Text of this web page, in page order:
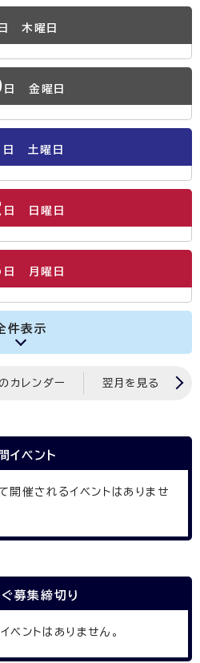
日 木曜日
日 金曜日
日 土曜日
日 日曜日
日 月曜日
件表示
カレンダー 翌月を見る
イベント
開催されるイベントはありませ
募集締切り
ントはありません。